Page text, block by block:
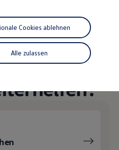
Kollektion
HU/AU
wir
Alle zulassen
Cookies ablehnen